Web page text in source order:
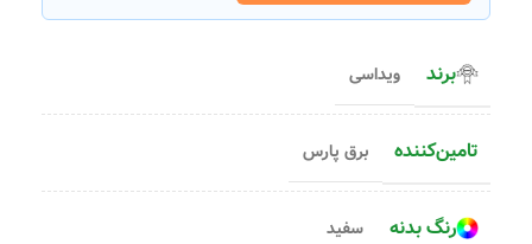
برند ویداسی
تامین‌کننده برق پارس
رنگ بدنه سفید